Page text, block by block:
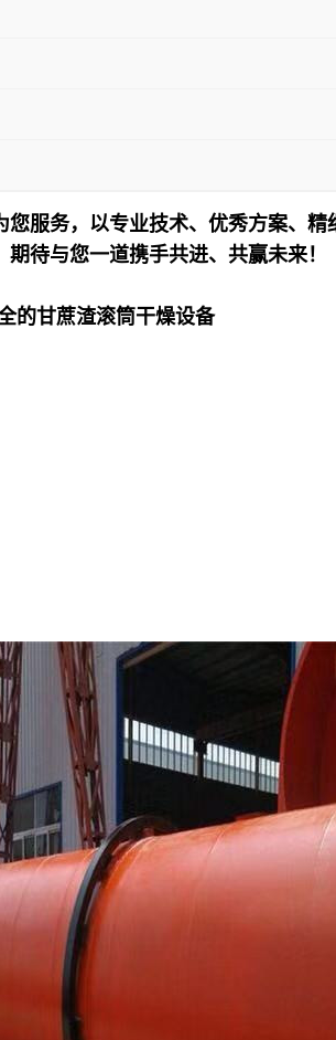
服务，以专业技术、优秀方案、
待与您一道携手共进、共赢未来！
的甘蔗渣滚筒干燥设备